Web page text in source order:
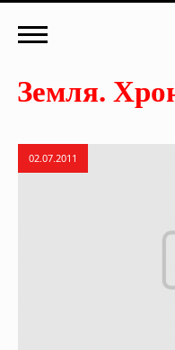
02.07.2011